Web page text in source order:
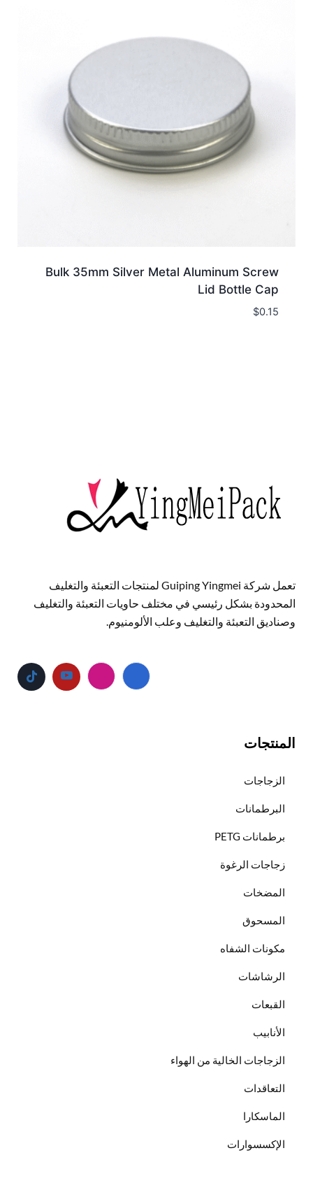
Bulk 35mm Silver Metal Aluminum Screw
Lid Bottle Cap
$0.15
تعمل شركة Guiping Yingmei لمنتجات التعبئة والتغليف
المحدودة بشكل رئيسي في مختلف حاويات التعبئة والتغليف
وصناديق التعبئة والتغليف وعلب الألومنيوم.
المنتجات
الزجاجات
البرطمانات
برطمانات PETG
زجاجات الرغوة
المضخات
المسحوق
مكونات الشفاه
الرشاشات
القبعات
الأنابيب
الزجاجات الخالية من الهواء
التعاقدات
الماسكارا
الإكسسوارات